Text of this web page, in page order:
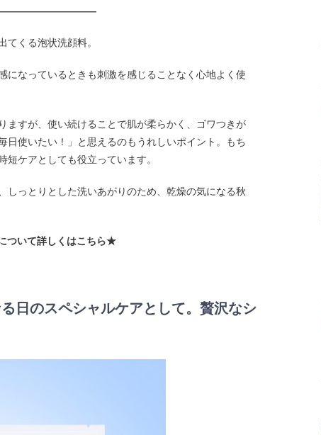
てくる泡状洗顔料。
になっているときも刺激を感じることなく心地よく使
ますが、使い続けることで肌が柔らかく、ゴワつきが
日使いたい！」と思えるのもうれしいポイント。もち
ケアとしても役立っています。
しっとりとした洗いあがりのため、乾燥の気になる秋
ついて詳しくはこちら★
日のスペシャルケアとして。贅沢なシ